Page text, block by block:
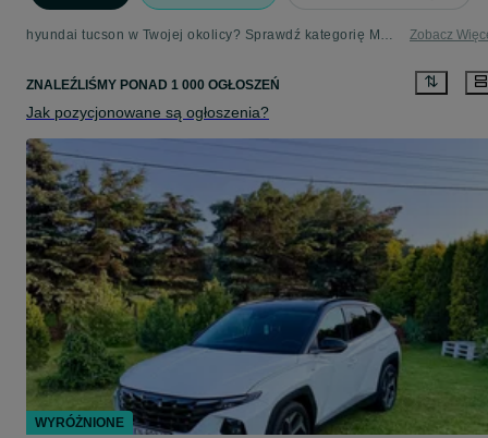
hyundai tucson w Twojej okolicy? Sprawdź kategorię Motoryzacja - Strona 3 Zobacz
ZNALEŹLIŚMY PONAD 1 000 OGŁOSZEŃ
Jak pozycjonowane są ogłoszenia?
WYRÓŻNIONE